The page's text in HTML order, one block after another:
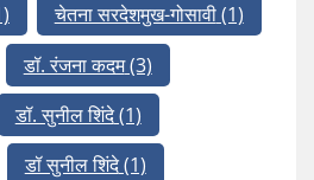
चेतना सरदेशमुख-गोसावी(1)
डॉ. रंजना कदम(3)
डॉ. सुनील शिंदे(1)
डॉ सुनील शिंदे(1)